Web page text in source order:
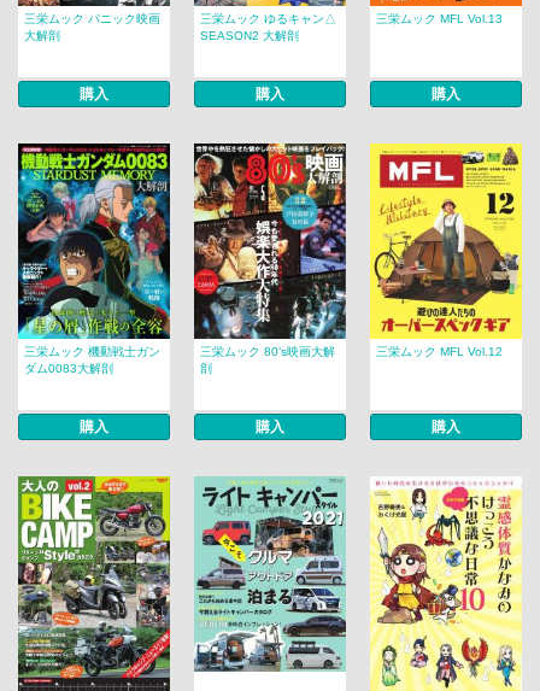
三栄ムック パニック映画
大解剖
購入
三栄ムック ゆるキャン△
SEASON2 大解剖
購入
三栄ムック MFL Vol.13
購入
三栄ムック 機動戦士ガン
ダム0083大解剖
購入
三栄ムック 80‘s映画大解
剖
購入
三栄ムック MFL Vol.12
購入